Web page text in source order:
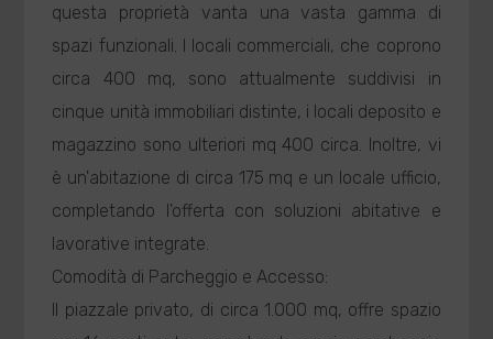
questa proprietà vanta una vasta gamma di
spazi funzionali. I locali commerciali, che coprono
circa 400 mq, sono attualmente suddivisi in
cinque unità immobiliari distinte, i locali deposito e
magazzino sono ulteriori mq 400 circa. Inoltre, vi
è un'abitazione di circa 175 mq e un locale ufficio,
completando l'offerta con soluzioni abitative e
lavorative integrate.
Comodità di Parcheggio e Accesso:
Il piazzale privato, di circa 1.000 mq, offre spazio